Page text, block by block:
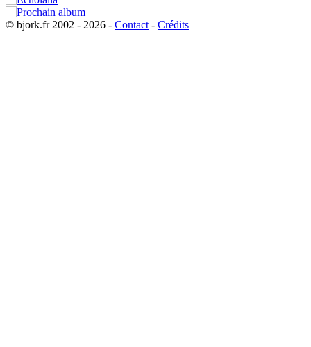
© bjork.fr 2002 - 2026 - Contact - Crédits